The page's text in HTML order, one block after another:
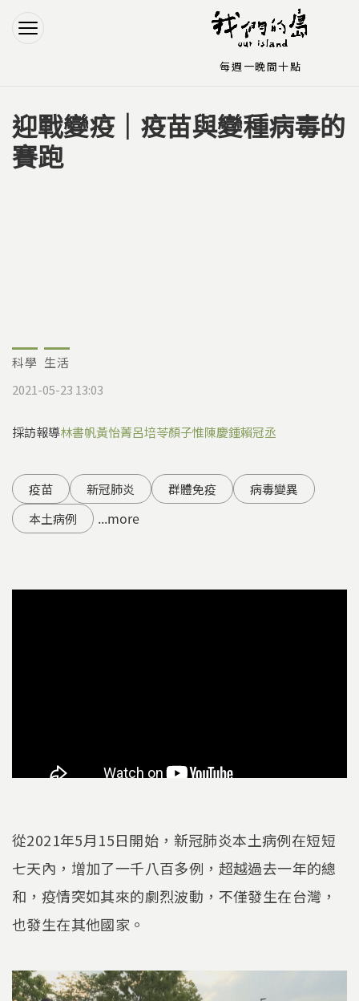
Jump to Navigation
Jump to Main content
您在這裡
迎戰變疫｜疫苗與變種病毒的
賽跑
科學 生活
2021-05-23 13:03
採訪報導林書帆黃怡菁呂培苓顏子惟陳慶鍾賴冠丞
疫苗 新冠肺炎 群體免疫
病毒變異
本土病例
...more
從2021年5月15日開始，新冠肺炎本土病例在短短
七天內，增加了一千八百多例，超越過去一年的總
和，疫情突如其來的劇烈波動，不僅發生在台灣，
也發生在其他國家。
每週一晚間十點